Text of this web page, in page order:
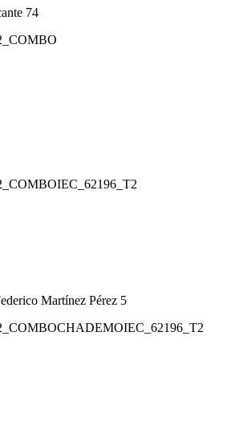
74
IEC_62196_T2
Martínez Pérez 5
CHADEMOIEC_62196_T2